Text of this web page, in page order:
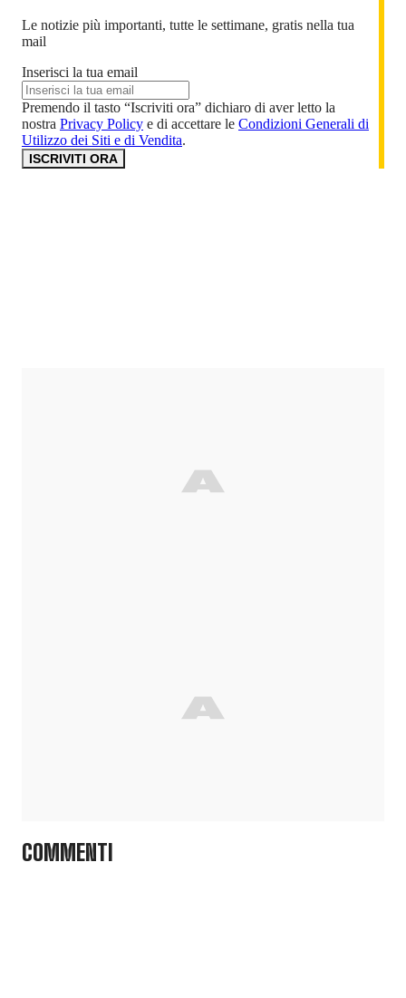
Le notizie più importanti, tutte le settimane, gratis nella tua
mail
Inserisci la tua email
Premendo il tasto “Iscriviti ora” dichiaro di aver letto la
nostra Privacy Policy e di accettare le Condizioni Generali di
Utilizzo dei Siti e di Vendita.
ISCRIVITI ORA
COMMENTI